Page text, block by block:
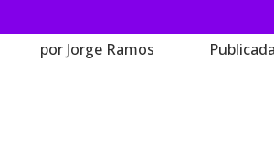
por Jorge Ramos